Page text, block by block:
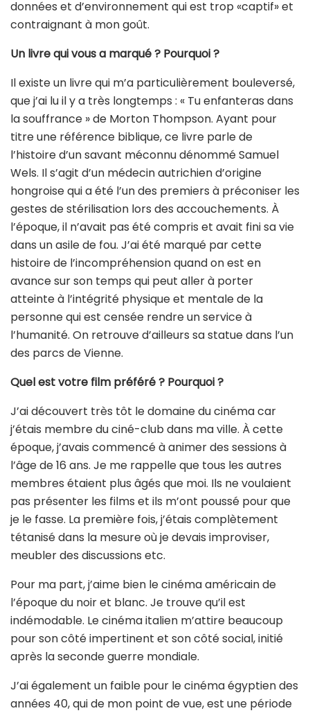
données et d’environnement qui est trop «captif» et
contraignant à mon goût.
Un livre qui vous a marqué ? Pourquoi ?
Il existe un livre qui m’a particulièrement bouleversé,
que j’ai lu il y a très longtemps : « Tu enfanteras dans
la souffrance » de Morton Thompson. Ayant pour
titre une référence biblique, ce livre parle de
l’histoire d’un savant méconnu dénommé Samuel
Wels. Il s’agit d’un médecin autrichien d’origine
hongroise qui a été l’un des premiers à préconiser les
gestes de stérilisation lors des accouchements. À
l’époque, il n’avait pas été compris et avait fini sa vie
dans un asile de fou. J’ai été marqué par cette
histoire de l’incompréhension quand on est en
avance sur son temps qui peut aller à porter
atteinte à l’intégrité physique et mentale de la
personne qui est censée rendre un service à
l’humanité. On retrouve d’ailleurs sa statue dans l’un
des parcs de Vienne.
Quel est votre film préféré ? Pourquoi ?
J’ai découvert très tôt le domaine du cinéma car
j’étais membre du ciné-club dans ma ville. À cette
époque, j’avais commencé à animer des sessions à
l’âge de 16 ans. Je me rappelle que tous les autres
membres étaient plus âgés que moi. Ils ne voulaient
pas présenter les films et ils m’ont poussé pour que
je le fasse. La première fois, j’étais complètement
tétanisé dans la mesure où je devais improviser,
meubler des discussions etc.
Pour ma part, j’aime bien le cinéma américain de
l’époque du noir et blanc. Je trouve qu’il est
indémodable. Le cinéma italien m’attire beaucoup
pour son côté impertinent et son côté social, initié
après la seconde guerre mondiale.
J’ai également un faible pour le cinéma égyptien des
années 40, qui de mon point de vue, est une période